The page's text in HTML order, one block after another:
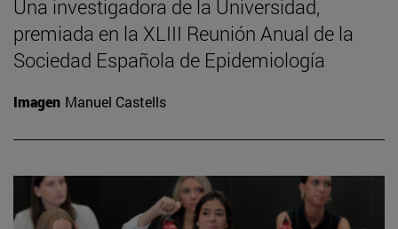
Una investigadora de la Universidad,
premiada en la XLIII Reunión Anual de la
Sociedad Española de Epidemiología
Imagen Manuel Castells